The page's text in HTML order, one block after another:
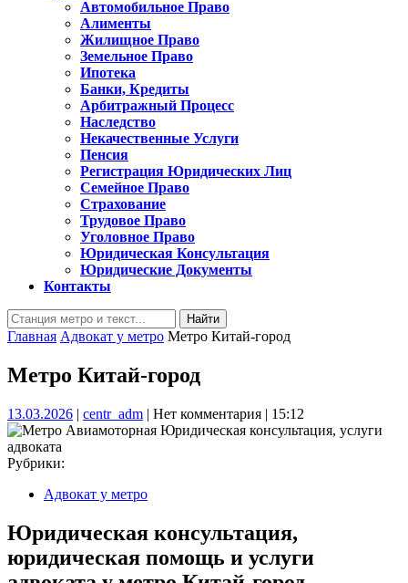
Автомобильное Право
Алименты
Жилищное Право
Земельное Право
Ипотека
Банки, Кредиты
Арбитражный Процесс
Наследство
Некачественные Услуги
Пенсия
Регистрация Юридических Лиц
Семейное Право
Страхование
Трудовое Право
Уголовное Право
Юридическая Консультация
Юридические Документы
Контакты
Кнопка
Закрыть
Найти:
Главная Адвокат у метро Метро Китай-город
Метро Китай-город
13.03.202613.03.2026
| centr_admcentr_adm
| Нет комментария | 15:12
Рубрики:
Адвокат у метро
Юридическая консультация,
юридическая помощь и услуги